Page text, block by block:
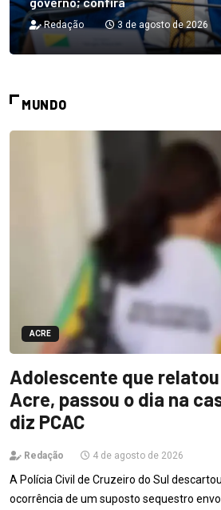
Redação 3 de agosto de 2026
MUNDO
ACRE
Adolescente que
Acre, passou o dia na
diz PCAC
Redação 4 de agosto de 2026
A Polícia Civil de Cruzeiro do Sul
ocorrência de um suposto sequestro